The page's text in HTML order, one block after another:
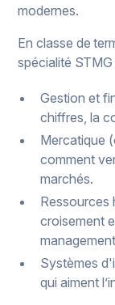
modernes.
En classe de
spécialité
Gestion et
chiffres, la
Mercatique
comment
marchés.
Ressources
croisement
Systèmes
qui aiment